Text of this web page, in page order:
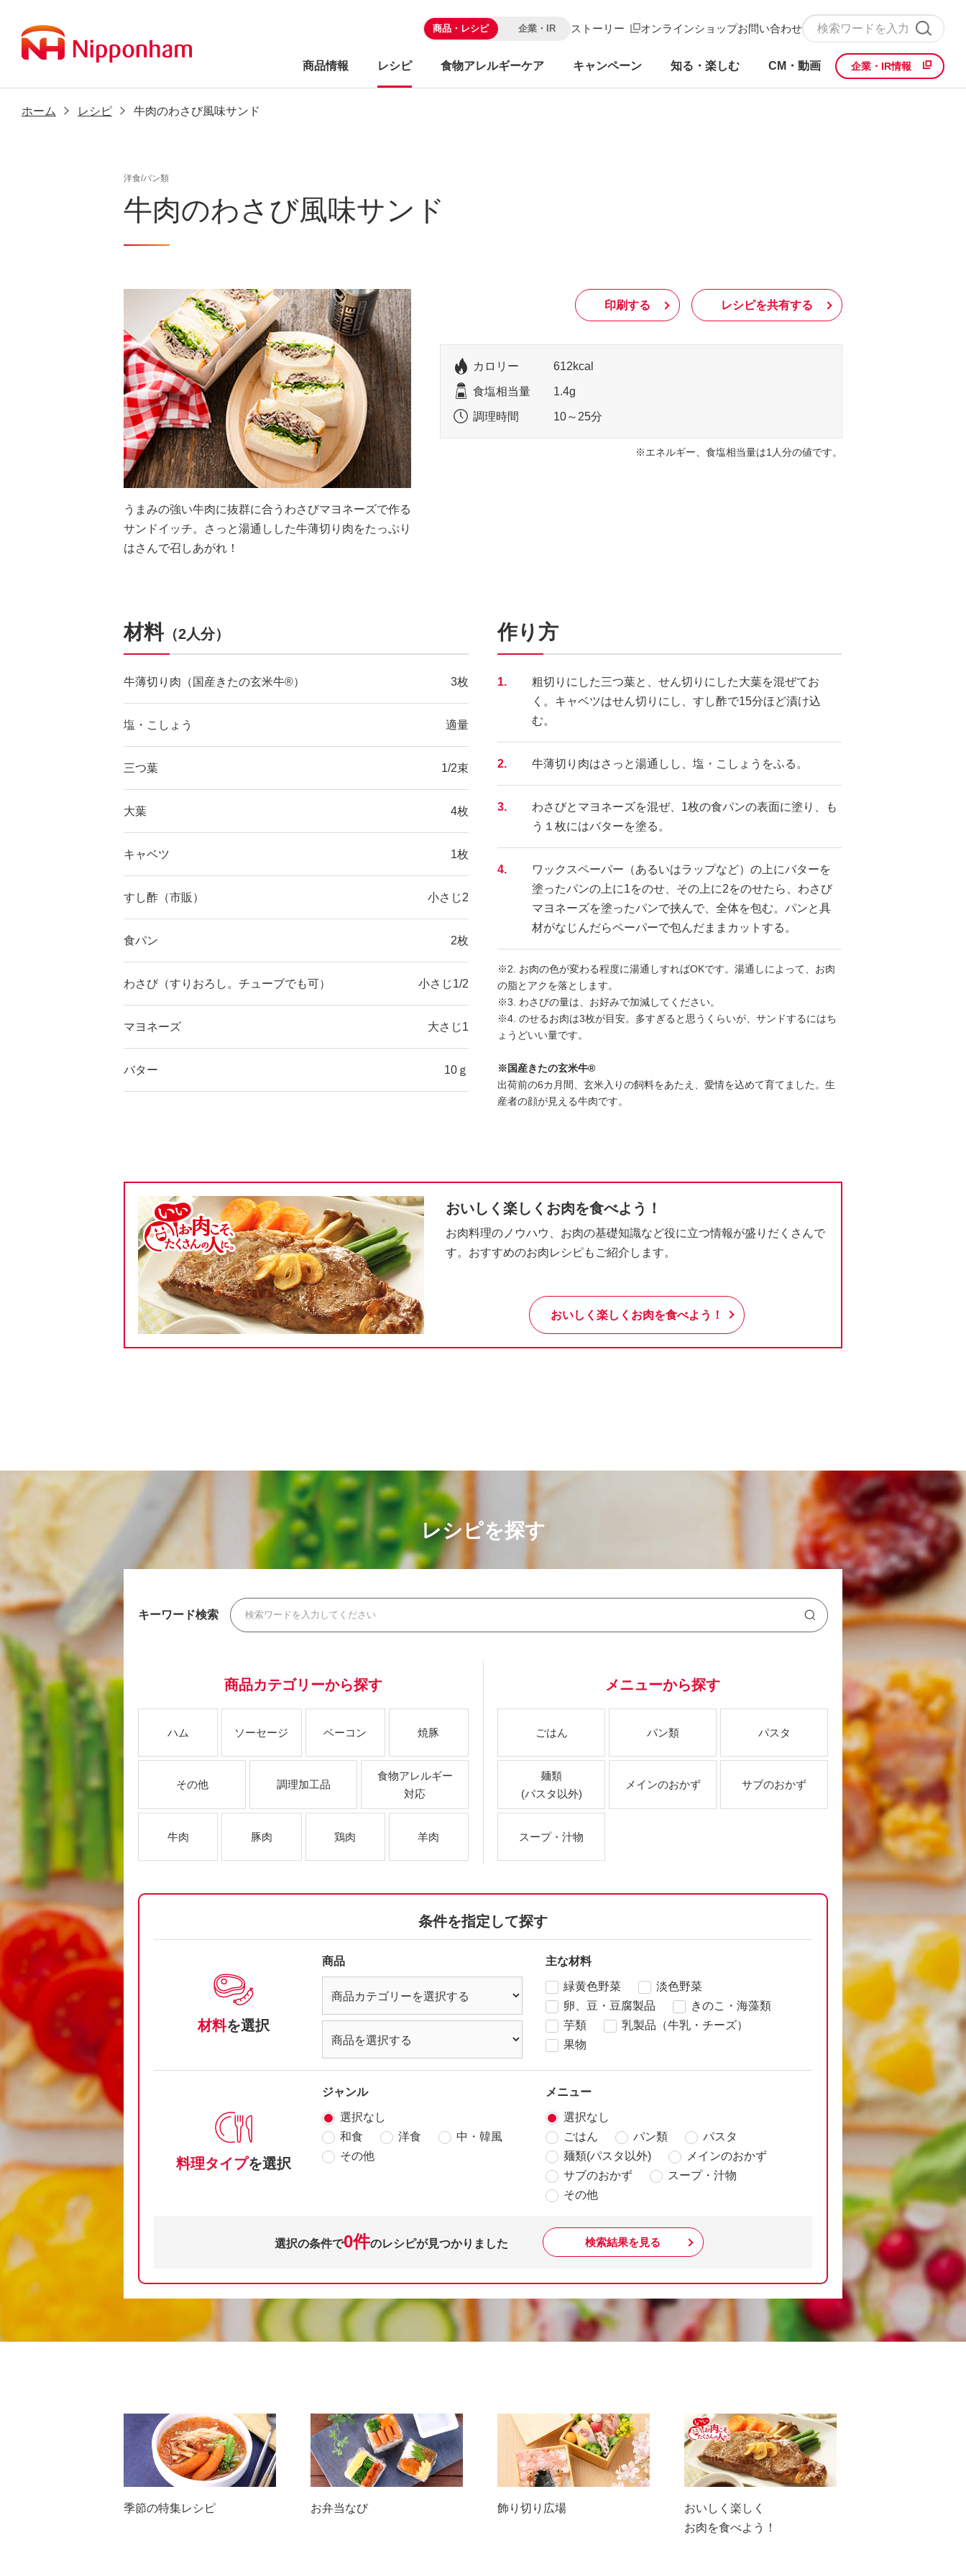
商品・レシピ 企業・IR ストーリー オンラインショップお問い合わせ
商品情報 レシピ 食物アレルギーケア キャンペーン 知る・楽しむ CM・動画 企業・IR情報
ホーム レシピ 牛肉のわさび風味サンド
洋食/パン類
牛肉のわさび風味サンド
うまみの強い牛肉に抜群に合うわさびマヨネーズで作る
サンドイッチ。さっと湯通しした牛薄切り肉をたっぷり
はさんで召しあがれ！
印刷する レシピを共有する
カロリー 612kcal
食塩相当量 1.4g
調理時間 10～25分
エネルギー、食塩相当量は1人分の値です。
材料（2人分）
牛薄切り肉（国産きたの玄米牛®） 3枚
塩・こしょう 適量
三つ葉 1/2束
大葉 4枚
キャベツ 1枚
すし酢（市販） 小さじ2
食パン 2枚
わさび（すりおろし。チューブでも可） 小さじ1/2
マヨネーズ 大さじ1
バター 10ｇ
作り方
1.
粗切りにした三つ葉と、せん切りにした大葉を混ぜてお
く。キャベツはせん切りにし、すし酢で15分ほど漬け込
む。
2. 牛薄切り肉はさっと湯通しし、塩・こしょうをふる。
3.
わさびとマヨネーズを混ぜ、1枚の食パンの表面に塗り、も
う１枚にはバターを塗る。
4.
ワックスペーパー（あるいはラップなど）の上にバターを
塗ったパンの上に1をのせ、その上に2をのせたら、わさび
マヨネーズを塗ったパンで挟んで、全体を包む。パンと具
材がなじんだらペーパーで包んだままカットする。
※2. お肉の色が変わる程度に湯通しすればOKです。湯通しによって、お肉
の脂とアクを落とします。
※3. わさびの量は、お好みで加減してください。
※4. のせるお肉は3枚が目安。多すぎると思うくらいが、サンドするにはち
ょうどいい量です。
※国産きたの玄米牛®
出荷前の6カ月間、玄米入りの飼料をあたえ、愛情を込めて育てました。生
産者の顔が見える牛肉です。
おいしく楽しくお肉を食べよう！
お肉料理のノウハウ、お肉の基礎知識など役に立つ情報が盛りだくさんで
す。おすすめのお肉レシピもご紹介します。
おいしく楽しくお肉を食べよう！
レシピを探す
キーワード検索
商品カテゴリーから探す
ハム ソーセージ ベーコン 焼豚
その他 調理加工品
食物アレルギー
対応
牛肉 豚肉 鶏肉 羊肉
メニューから探す
ごはん パン類 パスタ
麺類
(パスタ以外)
メインのおかず サブのおかず
スープ・汁物
条件を指定して探す
材料を選択
商品 主な材料
緑黄色野菜
淡色野菜
卵、豆・豆腐製品
きのこ・海藻類
芋類
乳製品（牛乳・チーズ）
果物
料理タイプを選択
ジャンル
選択なし
和食
洋食
中・韓風
その他
メニュー
選択なし
ごはん
パン類
パスタ
麺類(パスタ以外)
メインのおかず
サブのおかず
スープ・汁物
その他
選択の条件で0件のレシピが見つかりました 検索結果を見る
季節の特集レシピ お弁当なび 飾り切り広場
おいしく楽しく
お肉を食べよう！